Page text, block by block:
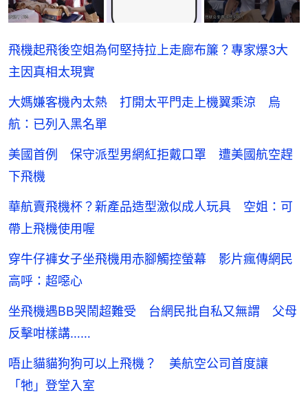
飛機起飛後空姐為何堅持拉上走廊布簾？專家爆3大
主因真相太現實
大媽嫌客機內太熱 打開太平門走上機翼乘涼 烏
航：已列入黑名單
美國首例 保守派型男網紅拒戴口罩 遭美國航空趕
下飛機
華航賣飛機杯？新產品造型激似成人玩具 空姐：可
帶上飛機使用喔
穿牛仔褲女子坐飛機用赤腳觸控螢幕 影片瘋傳網民
高呼：超噁心
坐飛機遇BB哭鬧超難受 台網民批自私又無謂 父母
反擊咁樣講……
唔止貓貓狗狗可以上飛機？ 美航空公司首度讓
「牠」登堂入室